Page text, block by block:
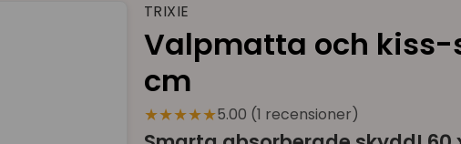
TRIXIE
Valpmatta och kiss-
cm
★★★★★5.00 (1 recensioner)